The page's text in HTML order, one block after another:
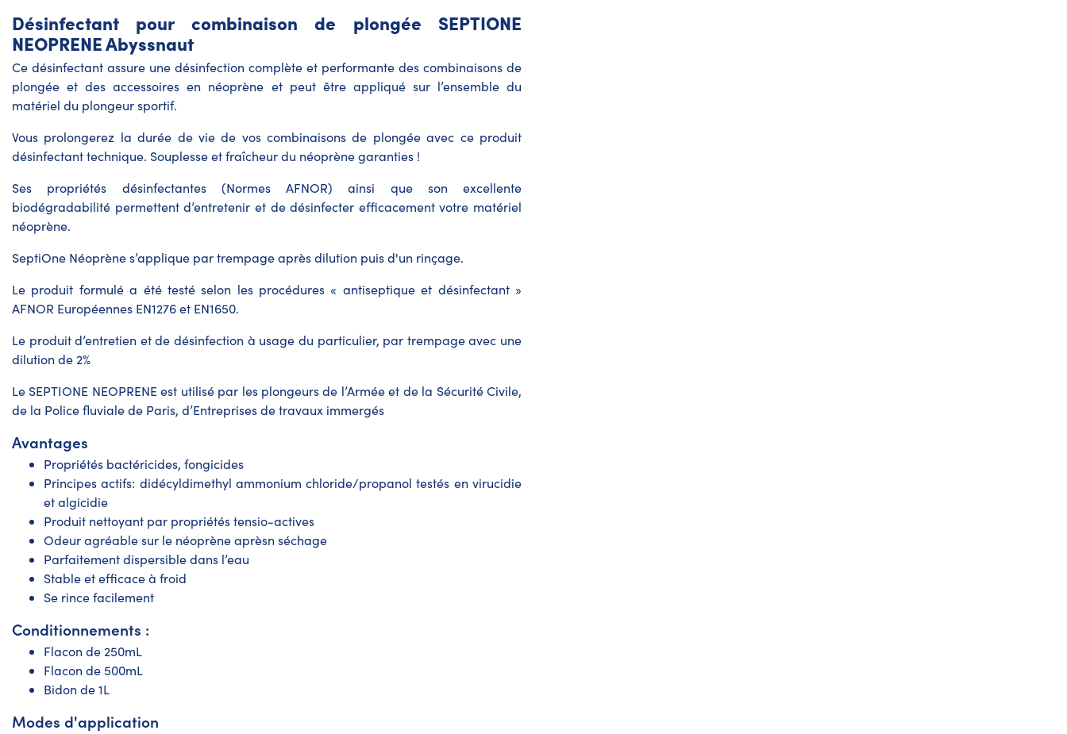
Désinfectant pour combinaison de plongée SEPTIONE
NEOPRENE Abyssnaut
Ce désinfectant assure une désinfection complète et performante des combinaisons de
plongée et des accessoires en néoprène et peut être appliqué sur l’ensemble du
matériel du plongeur sportif.
Vous prolongerez la durée de vie de vos combinaisons de plongée avec ce produit
désinfectant technique. Souplesse et fraîcheur du néoprène garanties !
Ses propriétés désinfectantes (Normes AFNOR) ainsi que son excellente
biodégradabilité permettent d’entretenir et de désinfecter efficacement votre matériel
néoprène.
SeptiOne Néoprène s’applique par trempage après dilution puis d'un rinçage.
Le produit formulé a été testé selon les procédures « antiseptique et désinfectant »
AFNOR Européennes EN1276 et EN1650.
Le produit d’entretien et de désinfection à usage du particulier, par trempage avec une
dilution de 2%
Le SEPTIONE NEOPRENE est utilisé par les plongeurs de l’Armée et de la Sécurité Civile,
de la Police fluviale de Paris, d’Entreprises de travaux immergés
Avantages
Propriétés bactéricides, fongicides
Principes actifs: didécyldimethyl ammonium chloride/propanol testés en virucidie
et algicidie
Produit nettoyant par propriétés tensio-actives
Odeur agréable sur le néoprène aprèsn séchage
Parfaitement dispersible dans l’eau
Stable et efficace à froid
Se rince facilement
Conditionnements :
Flacon de 250mL
Flacon de 500mL
Bidon de 1L
Modes d'application